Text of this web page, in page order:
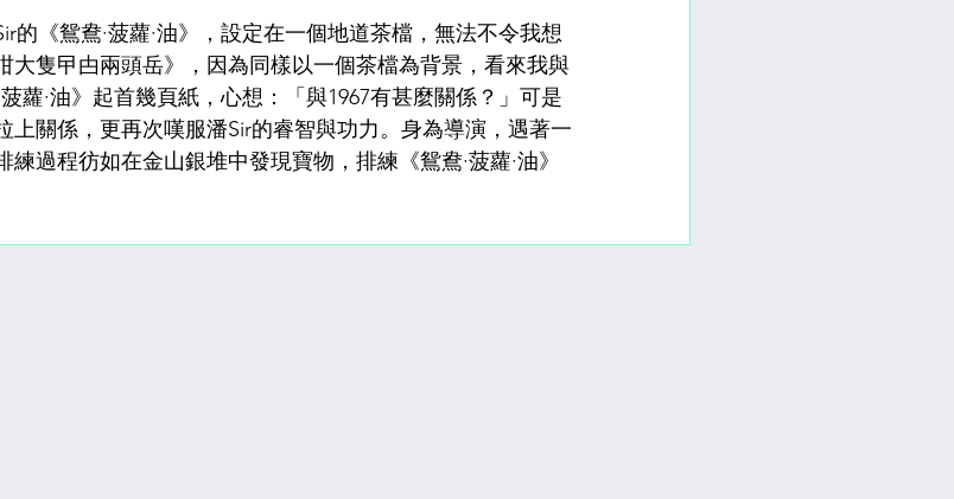
的《鴛鴦·菠蘿·油》，設定在一個地道茶檔，無法不令我想
大隻曱甴兩頭岳》，因為同樣以一個茶檔為背景，看來我與
蘿·油》起首幾頁紙，心想：「與1967有甚麼關係？」可是
上關係，更再次嘆服潘Sir的睿智與功力。身為導演，遇著一
過程彷如在金山銀堆中發現寶物，排練《鴛鴦·菠蘿·油》